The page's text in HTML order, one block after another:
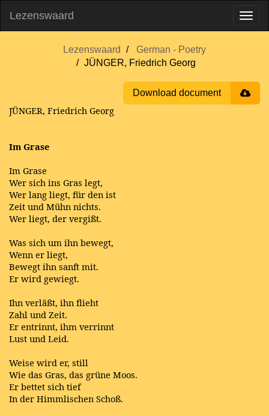
Lezenswaard
Lezenswaard
German - Poetry
JÜNGER, Friedrich Georg
Download document
JÜNGER, Friedrich Georg
Im Grase
Im Grase
Wer sich ins Gras legt,
Wer lang liegt, für den ist
Zeit und Mühn nichts.
Wer liegt, der vergißt.
Was sich um ihn bewegt,
Wenn er liegt,
Bewegt ihn sanft mit.
Er wird gewiegt.
Ihn verläßt, ihn flieht
Zahl und Zeit.
Er entrinnt, ihm verrinnt
Lust und Leid.
Weise wird er, still
Wie das Gras, das grüne Moos.
Er bettet sich tief
In der Himmlischen Schoß.